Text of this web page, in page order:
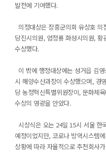
발전에 기여했다.
의정대상은 장흥군의회 유상호
당진시의원, 엄정룡 화성시의원,
수상했다.
이 밖에 행정대상에는 성거읍 김
시 해양수산과장이 수상했으며, 경
당 농정혁신특별위원장이, 문화체
수상의 영광을 안았다.
시상식은 오는 24일 15시 서울 한
예정이었지만, 코로나 방역시스템
상황에 따라 자율적으로 추천회사